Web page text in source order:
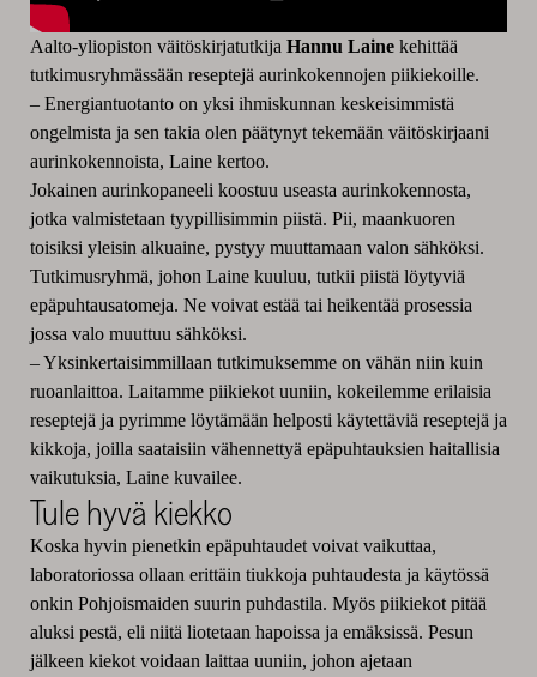
Aalto-yliopiston väitöskirjatutkija Hannu Lainekehittää
tutkimusryhmässään reseptejä aurinkokennojen piikiekoille.
– Energiantuotanto on yksi ihmiskunnan keskeisimmistä
ongelmista ja sen takia olen päätynyt tekemään väitöskirjaani
aurinkokennoista, Laine kertoo.
Jokainen aurinkopaneeli koostuu useasta aurinkokennosta,
jotka valmistetaan tyypillisimmin piistä. Pii, maankuoren
toisiksi yleisin alkuaine, pystyy muuttamaan valon sähköksi.
Tutkimusryhmä, johon Laine kuuluu, tutkii piistä löytyviä
epäpuhtausatomeja. Ne voivat estää tai heikentää prosessia
jossa valo muuttuu sähköksi.
– Yksinkertaisimmillaan tutkimuksemme on vähän niin kuin
ruoanlaittoa. Laitamme piikiekot uuniin, kokeilemme erilaisia
reseptejä ja pyrimme löytämään helposti käytettäviä reseptejä ja
kikkoja, joilla saataisiin vähennettyä epäpuhtauksien haitallisia
vaikutuksia, Laine kuvailee.
Tule hyvä kiekko
Koska hyvin pienetkin epäpuhtaudet voivat vaikuttaa,
laboratoriossa ollaan erittäin tiukkoja puhtaudesta ja käytössä
onkin Pohjoismaiden suurin puhdastila. Myös piikiekot pitää
aluksi pestä, eli niitä liotetaan hapoissa ja emäksissä. Pesun
jälkeen kiekot voidaan laittaa uuniin, johon ajetaan